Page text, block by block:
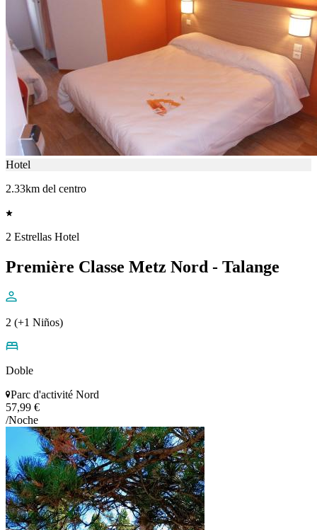
Hotel
2.33km del centro
2 Estrellas Hotel
Première Classe Metz Nord - Talange
2 (+1 Niños)
Doble
Parc d'activité Nord
57,99 €
/Noche